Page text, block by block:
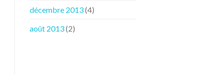
décembre 2013(4)
août 2013(2)